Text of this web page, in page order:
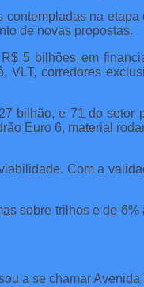
na
de novas propostas.
5 bilhões em
corredores
bilhão, e 71 do
Euro 6, material
Com a
sobre trilhos e de
a se chamar